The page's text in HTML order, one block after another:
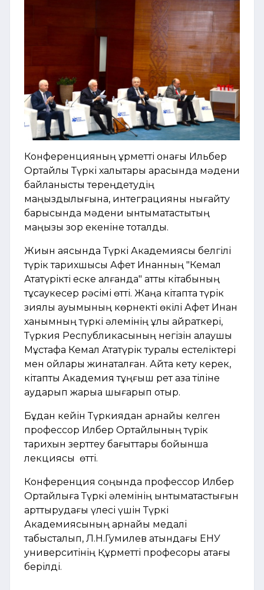
Конференцияның құрметті қонағы Ильбер
Ортайлы Түркі халықтары арасында мәдени
байланысты тереңдетудің
маңыздылығына, интеграцияны нығайту
барысында мәдени ынтымақтастықтың
маңызы зор екеніне тоқталды.
Жиын аясында Түркі Академиясы белгілі
түрік тарихшысы Афет Инанның "Кемал
Ататүрікті еске алғанда" атты кітабының
тұсаукесер рәсімі өтті. Жаңа кітапта түрік
зиялы қауымының көрнекті өкілі Афет Инан
ханымның түркі әлемінің ұлы қайраткері,
Түркия Республикасының негізін қалаушы
Мұстафа Кемал Ататүрік туралы естеліктері
мен ойлары жинақталған. Айта кету керек,
кітапты Академия тұңғыш рет қазақ тіліне
аударып жарыққа шығарып отыр.
Бұдан кейін Түркиядан арнайы келген
профессор Илбер Ортайлының түрік
тарихын зерттеу бағыттары бойынша
лекциясы өтті.
Конференция соңында профессор Илбер
Ортайлыға Түркі әлемінің ынтымақтастығын
арттырудағы үлесі үшін Түркі
Академиясының арнайы медалі
табысталып, Л.Н.Гумилев атындағы ЕНУ
университінің Құрметті професоры атағы
берілді.